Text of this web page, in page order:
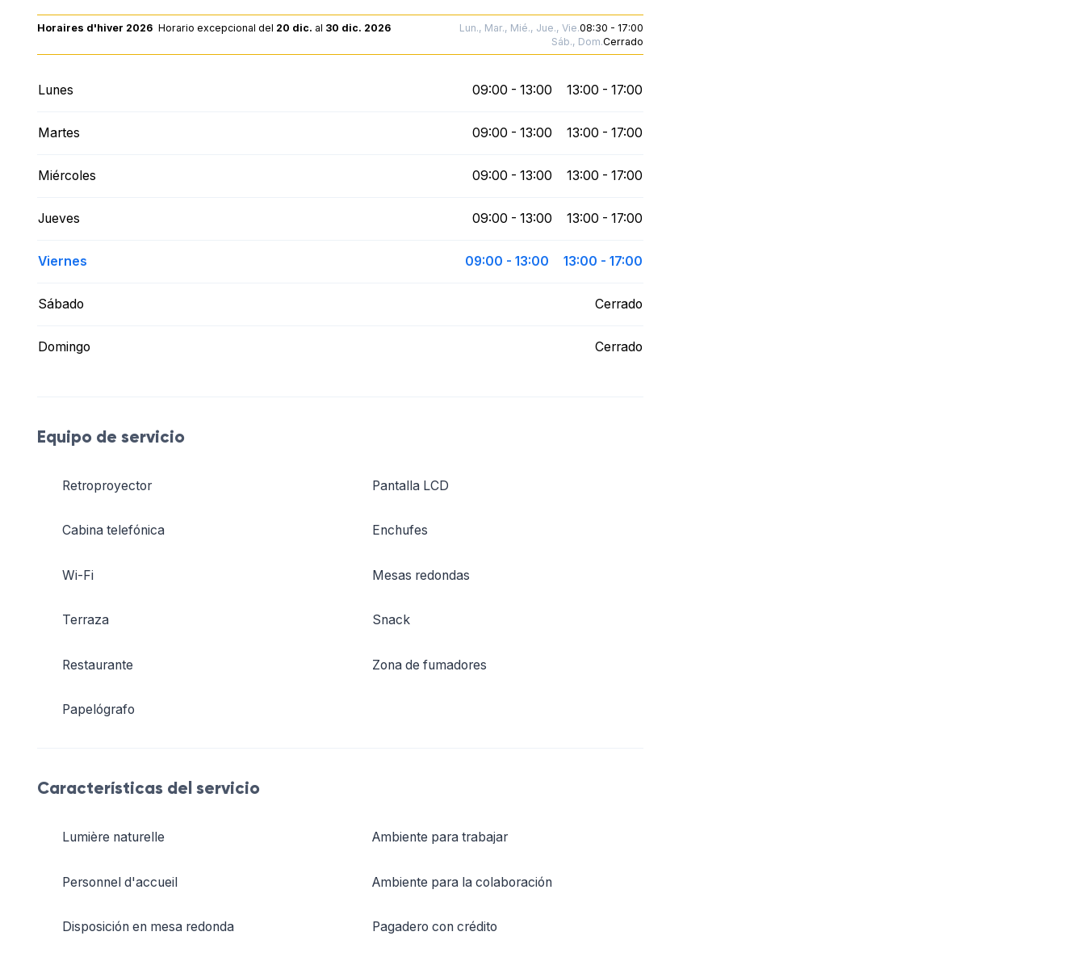
Horaires d'hiver 2026 Horario excepcional del 20 dic. al 30 dic. 2026 Lun., Mar., Mié., Jue., Vie.08:30 - 17:00
Sáb., Dom.Cerrado
Lunes 09:00 - 13:00 13:00 - 17:00
Martes 09:00 - 13:00 13:00 - 17:00
Miércoles 09:00 - 13:00 13:00 - 17:00
Jueves 09:00 - 13:00 13:00 - 17:00
Viernes 09:00 - 13:00 13:00 - 17:00
Sábado Cerrado
Domingo Cerrado
Equipo de servicio
Retroproyector
Cabina telefónica
Wi-Fi
Terraza
Restaurante
Papelógrafo
Pantalla LCD
Enchufes
Mesas redondas
Snack
Zona de fumadores
Características del servicio
Lumière naturelle
Personnel d'accueil
Disposición en mesa redonda
Ambiente para trabajar
Ambiente para la colaboración
Pagadero con crédito